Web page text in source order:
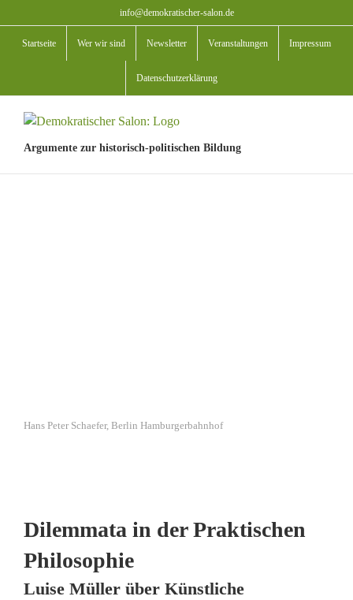
Inhalt
springen
info@demokratischer-salon.de
Startseite Wer wir sind Newsletter Veranstaltungen Impressum
Datenschutzerklärung
Argumente zur historisch-politischen Bildung
Hans Peter Schaefer, Berlin Hamburgerbahnhof
Dilemmata in der Praktischen
Philosophie
Luise Müller über Künstliche